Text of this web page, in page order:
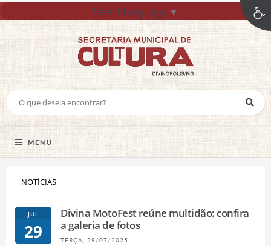
Select Language ▼
MENU
NOTÍCIAS
JUL
29
Divina MotoFest reúne multidão: confira
a galeria de fotos
TERÇA, 29/07/2025